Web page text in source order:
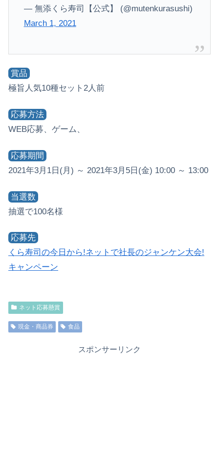
— 無添くら寿司【公式】 (@mutenkurasushi)
March 1, 2021
賞品
極旨人気10種セット2人前
応募方法
WEB応募、ゲーム、
応募期間
2021年3月1日(月) ～ 2021年3月5日(金) 10:00 ～ 13:00
当選数
抽選で100名様
応募先
くら寿司の今日から!ネットで社長のジャンケン大会!
キャンペーン
ネット応募懸賞
現金・商品券 食品
スポンサーリンク